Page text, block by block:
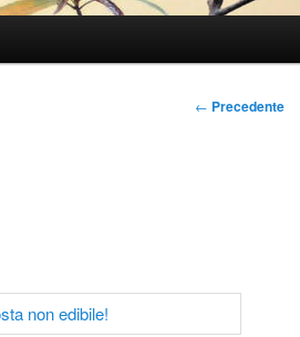
Navigazione
← Precedente